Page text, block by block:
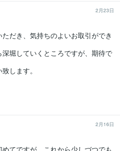
2月23日
だき、気持ちのよいお取引ができ
堀していくところですが、期待で
します。
2月16日